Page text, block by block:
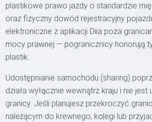
plastikowe prawo jazdy o standardzie
oraz fizyczny dowód rejestracyjny
elektroniczne z aplikacji Diia poza
mocy prawnej — pogranicznicy honorują
plastik.
Udostępnianie samochodu (sharing)
działa wyłącznie wewnątrz kraju i nie jest
granicy. Jeśli planujesz przekroczyć
należącym do krewnego, kolegi lub